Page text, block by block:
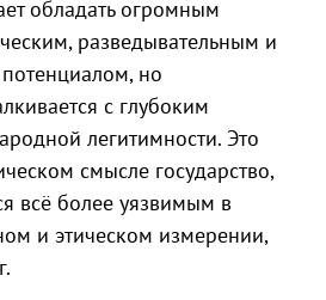
обладать огромным
разведывательным и
но
с глубоким
легитимности. Это
смысле государство,
всё более уязвимым в
и этическом измерении,